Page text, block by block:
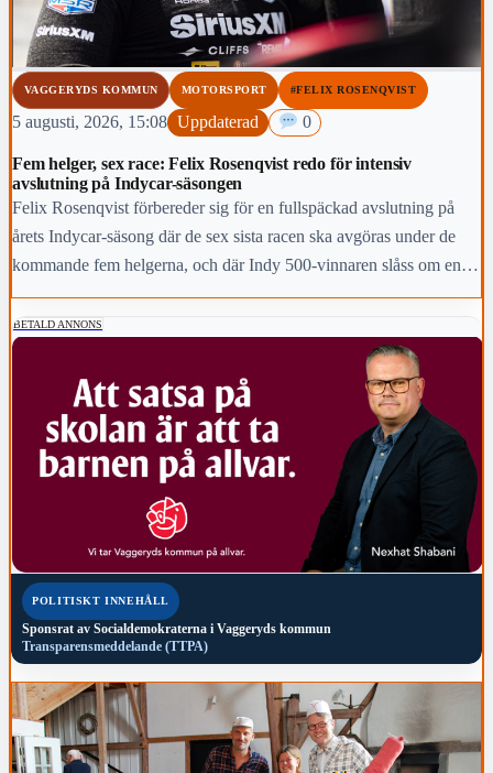
VAGGERYDS KOMMUN MOTORSPORT #FELIX ROSENQVIST
5 augusti, 2026, 15:08 Uppdaterad 0
Fem helger, sex race: Felix Rosenqvist redo för intensiv
avslutning på Indycar-säsongen
Felix Rosenqvist förbereder sig för en fullspäckad avslutning på
årets Indycar-säsong där de sex sista racen ska avgöras under de
kommande fem helgerna, och där Indy 500-vinnaren slåss om en
topp-fem-placering i den slutliga mästerskapstabellen.
BETALD ANNONS
POLITISKT INNEHÅLL
Sponsrat av Socialdemokraterna i Vaggeryds kommun
Transparensmeddelande (TTPA)